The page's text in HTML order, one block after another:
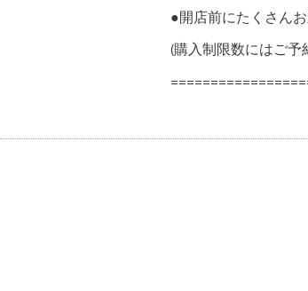
●開店前にたくさん
(購入制限数にはご予